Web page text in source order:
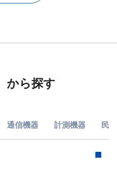
から探す
通信機器 計測機器 民